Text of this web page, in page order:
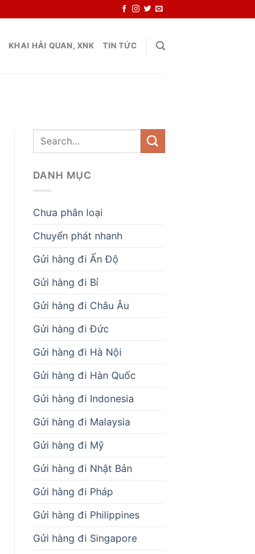
KHAI HẢI QUAN, XNK TIN TỨC
DANH MỤC
Chưa phân loại
Chuyển phát nhanh
Gửi hàng đi Ấn Độ
Gửi hàng đi Bỉ
Gửi hàng đi Châu Âu
Gửi hàng đi Đức
Gửi hàng đi Hà Nội
Gửi hàng đi Hàn Quốc
Gửi hàng đi Indonesia
Gửi hàng đi Malaysia
Gửi hàng đi Mỹ
Gửi hàng đi Nhật Bản
Gửi hàng đi Pháp
Gửi hàng đi Philippines
Gửi hàng đi Singapore